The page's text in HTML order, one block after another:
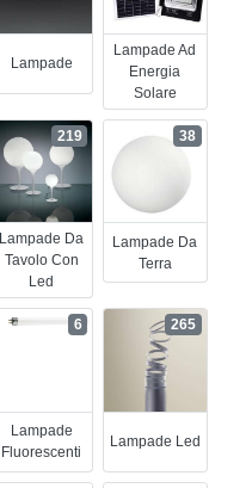
Lampade
Lampade Ad
Energia
Solare
Lampade Da
Tavolo Con
Led
219
Lampade Da
Terra
38
Lampade
Fluorescenti
6
Lampade Led
265